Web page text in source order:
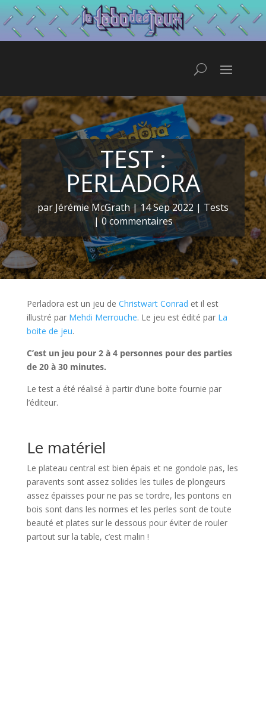
TEST :
PERLADORA
par Jérémie McGrath |14 Sep 2022 | Tests
|0 commentaires
Perladora est un jeu de Christwart Conrad et il est
illustré par Mehdi Merrouche. Le jeu est édité par La
boite de jeu.
C’est un jeu pour 2 à 4 personnes pour des parties
de 20 à 30 minutes.
Le test a été réalisé à partir d’une boite fournie par
l’éditeur.
Le matériel
Le plateau central est bien épais et ne gondole pas, les
paravents sont assez solides les tuiles de plongeurs
assez épaisses pour ne pas se tordre, les pontons en
bois sont dans les normes et les perles sont de toute
beauté et plates sur le dessous pour éviter de rouler
partout sur la table, c’est malin !